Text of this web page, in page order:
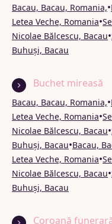
Bacau, Bacau, Romania,•
Letea Veche, Romania•
Nicolae Bălcescu, Bacau•
Buhuși, Bacau
Buchet mireasă
Bacau, Bacau, Romania,•
Letea Veche, Romania•
Nicolae Bălcescu, Bacau•
Buhuși, Bacau•Bacau,
Letea Veche, Romania•
Nicolae Bălcescu, Bacau•
Buhuși, Bacau
Coroană